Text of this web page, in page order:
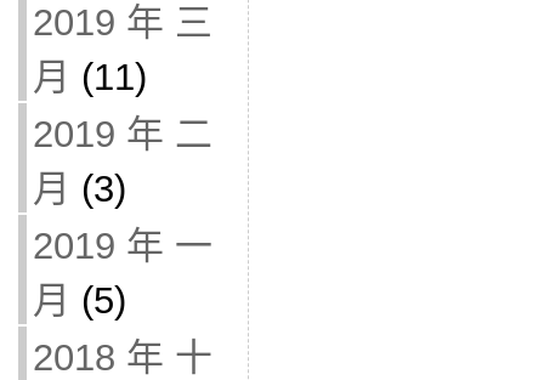
2019 年 三
月 (11)
2019 年 二
月 (3)
2019 年 一
月 (5)
2018 年 十